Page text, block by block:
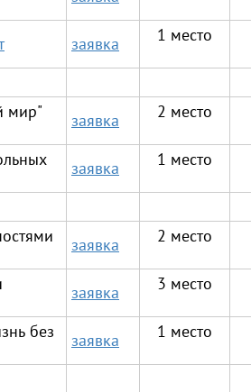
заявка 1 место
мир"
заявка 2 место
заявка 1 место
заявка 2 место
заявка 3 место
без
заявка 1 место